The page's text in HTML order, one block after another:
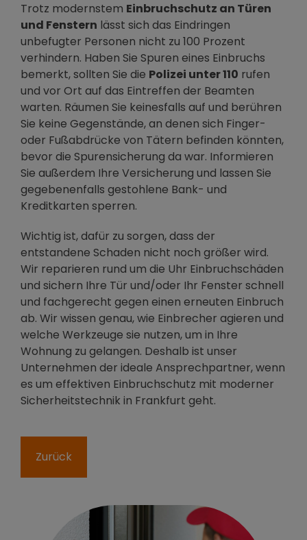
Zurück
Trotz modernstem Einbruchschutz an Türen
und Fenstern lässt sich das Eindringen
unbefugter Personen nicht zu 100 Prozent
verhindern. Haben Sie Spuren eines Einbruchs
bemerkt, sollten Sie die Polizei unter 110 rufen
und vor Ort auf das Eintreffen der Beamten
warten. Räumen Sie keinesfalls auf und berühren
Sie keine Gegenstände, an denen sich Finger-
oder Fußabdrücke von Tätern befinden könnten,
bevor die Spurensicherung da war. Informieren
Sie außerdem Ihre Versicherung und lassen Sie
gegebenenfalls gestohlene Bank- und
Kreditkarten sperren.
Wichtig ist, dafür zu sorgen, dass der
entstandene Schaden nicht noch größer wird.
Wir reparieren rund um die Uhr Einbruchschäden
und sichern Ihre Tür und/oder Ihr Fenster schnell
und fachgerecht gegen einen erneuten Einbruch
ab. Wir wissen genau, wie Einbrecher agieren und
welche Werkzeuge sie nutzen, um in Ihre
Wohnung zu gelangen. Deshalb ist unser
Unternehmen der ideale Ansprechpartner, wenn
es um effektiven Einbruchschutz mit moderner
Sicherheitstechnik in Frankfurt geht.